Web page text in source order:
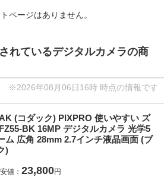
ページはありません。
れているデジタルカメラの商
※2026年08月06日16時 時点の情報です
(コダック) PIXPRO 使いやすい ズ
BK 16MP デジタルカメラ 光学5
ム 広角 28mm 2.7インチ液晶画面 (ブ
)
値： 23,800円